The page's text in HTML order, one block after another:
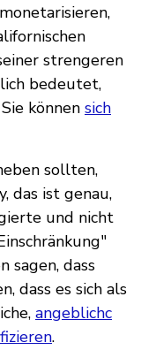
strengeren
bedeutet,
können sich
sollten,
das ist genau,
und nicht
sagen, dass
dass es sich als
angeblichc
.